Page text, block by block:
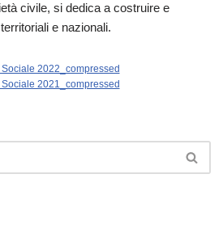
civile, si dedica a costruire e
e nazionali.
2022_compressed
2021_compressed